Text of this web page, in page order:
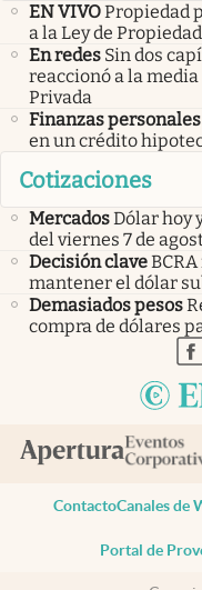
EN VIVOPropiedad
a la Ley de
En redes Sin dos
reaccionó a la
Privada
Finanzas personales
en un crédito
Cotizaciones
MercadosDólar hoy
del viernes 7 de
Decisión clave
mantener el dólar
Demasiados pesos
compra de dólares
ContactoCanales de
Portal de